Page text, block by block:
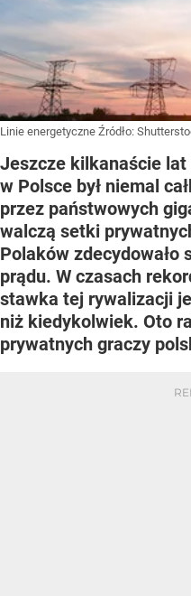
Linie energetyczne Źródło:
Jeszcze kilkanaście
w Polsce był niemal
przez państwowych
walczą setki
Polaków zdecydowało
prądu. W czasach
stawka tej rywalizacji
niż kiedykolwiek. Oto
prywatnych graczy